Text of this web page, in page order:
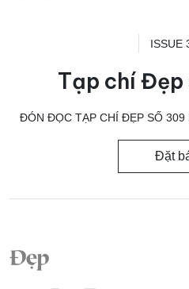
ISSUE
Tạp chí Đẹp
ĐÓN ĐỌC TẠP CHÍ ĐẸP SỐ 309
Đặt